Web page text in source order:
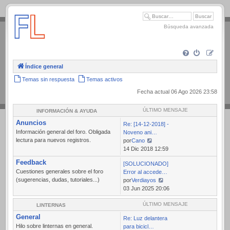
.
Búsqueda avanzada
Índice general
Temas sin respuesta
Temas activos
Fecha actual 06 Ago 2026 23:58
INFORMACIÓN & AYUDA ÚLTIMO MENSAJE
Anuncios
Información general del foro. Obligada
lectura para nuevos registros.
Re: [14-12-2018] -
Noveno ani…
porCano
Ver
último
mensaje
14 Dic 2018 12:59
Feedback
Cuestiones generales sobre el foro
(sugerencias, dudas, tutoriales...)
[SOLUCIONADO]
Error al accede…
porVerdiayos
Ver
último
mensaje
03 Jun 2025 20:06
LINTERNAS ÚLTIMO MENSAJE
General
Hilo sobre linternas en general.
Re: Luz delantera
para bicicl…